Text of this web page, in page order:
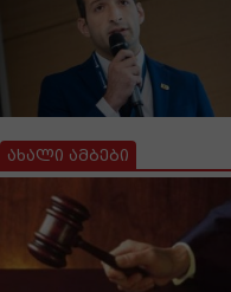
ახალი ამბები